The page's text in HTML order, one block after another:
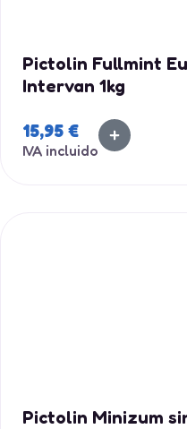
Pictolin Fullmint
Intervan 1kg
15,95 €
IVA incluido
Pictolin Minizum